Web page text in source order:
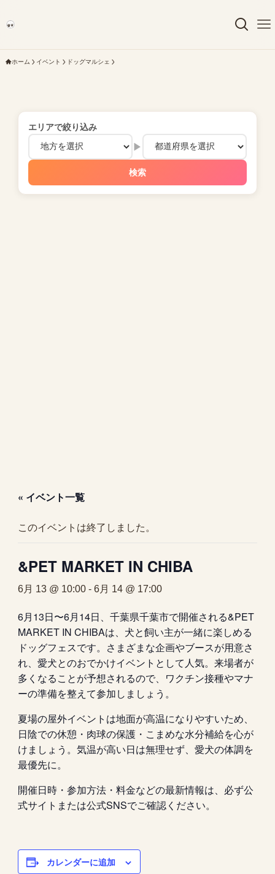
ホーム イベント ドッグマルシェ
エリアで絞り込み
▶
検索
« イベント一覧
このイベントは終了しました。
&PET MARKET IN CHIBA
6月 13 @ 10:00- 6月 14 @ 17:00
6月13日〜6月14日、千葉県千葉市で開催される&PET
MARKET IN CHIBAは、犬と飼い主が一緒に楽しめる
ドッグフェスです。さまざまな企画やブースが用意さ
れ、愛犬とのおでかけイベントとして人気。来場者が
多くなることが予想されるので、ワクチン接種やマナ
ーの準備を整えて参加しましょう。
夏場の屋外イベントは地面が高温になりやすいため、
日陰での休憩・肉球の保護・こまめな水分補給を心が
けましょう。気温が高い日は無理せず、愛犬の体調を
最優先に。
開催日時・参加方法・料金などの最新情報は、必ず公
式サイトまたは公式SNSでご確認ください。
カレンダーに追加